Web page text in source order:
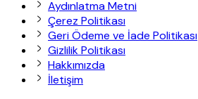
Aydınlatma Metni
Çerez Politikası
Geri Ödeme ve İade Politikası
Gizlilik Politikası
Hakkımızda
İletişim